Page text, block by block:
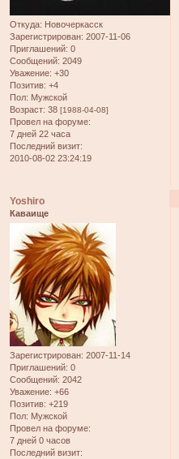
Откуда: Новочеркасск
Зарегистрирован: 2007-11-06
Приглашений: 0
Сообщений: 2049
Уважение: +30
Позитив: +4
Пол: Мужской
Возраст: 38 [1988-04-08]
Провел на форуме:
7 дней 22 часа
Последний визит:
2010-08-02 23:24:19
Yoshiro
Каваище
Зарегистрирован: 2007-11-14
Приглашений: 0
Сообщений: 2042
Уважение: +66
Позитив: +219
Пол: Мужской
Провел на форуме:
7 дней 0 часов
Последний визит: